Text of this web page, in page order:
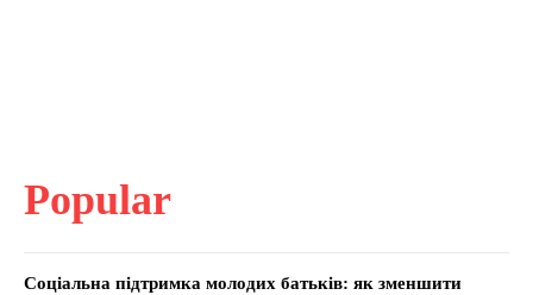
Popular
Соціальна підтримка молодих батьків: як зменшити